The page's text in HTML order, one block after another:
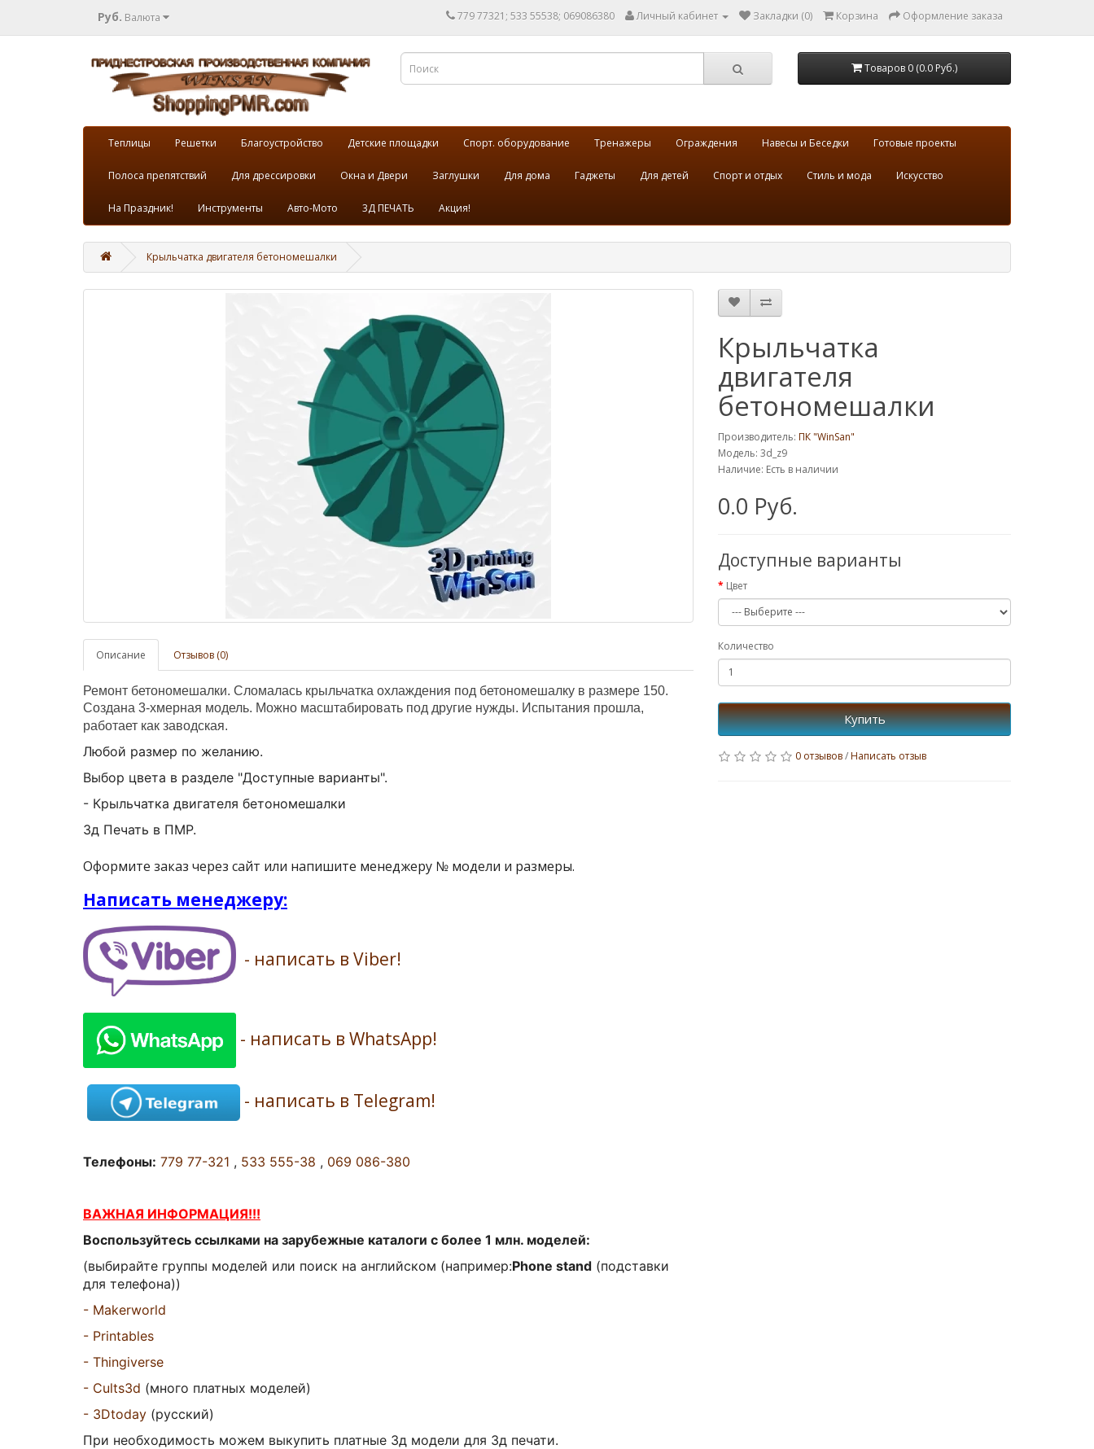
Руб. Валюта 779 77321; 533 55538; 069086380 Личный кабинет Закладки (0) Корзина Оформление заказа
Товаров 0 (0.0 Руб.)
Теплицы Решетки Благоустройство Детские площадки Спорт. оборудование Тренажеры Ограждения Навесы и Беседки Готовые проекты
Полоса препятствий Для дрессировки Окна и Двери Заглушки Для дома Гаджеты Для детей Спорт и отдых Стиль и мода Искусство
На Праздник! Инструменты Авто-Мото 3Д ПЕЧАТЬ Акция!
Крыльчатка двигателя бетономешалки
Описание Отзывов (0)
Ремонт бетономешалки. Сломалась крыльчатка охлаждения под бетономешалку в размере 150.
Создана 3-хмерная модель. Можно масштабировать под другие нужды. Испытания прошла,
работает как заводская.
Любой размер по желанию.
Выбор цвета в разделе "Доступные варианты".
- Крыльчатка двигателя бетономешалки
3д Печать в ПМР.
Оформите заказ через сайт или напишите менеджеру № модели и размеры.
Написать менеджеру:
- написать в Viber!
- написать в WhatsApp!
- написать в Telegram!
Телефоны: 779 77-321 , 533 555-38 , 069 086-380
ВАЖНАЯ ИНФОРМАЦИЯ!!!
Воспользуйтесь ссылками на зарубежные каталоги с более 1 млн. моделей:
(выбирайте группы моделей или поиск на английском (например:Phone stand (подставки
для телефона))
- Makerworld
- Printables
- Thingiverse
- Cults3d (много платных моделей)
- 3Dtoday (русский)
При необходимость можем выкупить платные 3д модели для 3д печати.
Крыльчатка
двигателя
бетономешалки
Производитель: ПК "WinSan"
Модель: 3d_z9
Наличие: Есть в наличии
0.0 Руб.
Доступные варианты
Цвет
Количество
Купить
0 отзывов/Написать отзыв